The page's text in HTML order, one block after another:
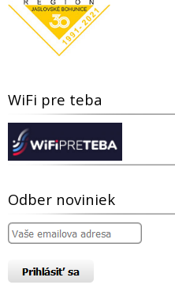
WiFi pre teba
Odber noviniek